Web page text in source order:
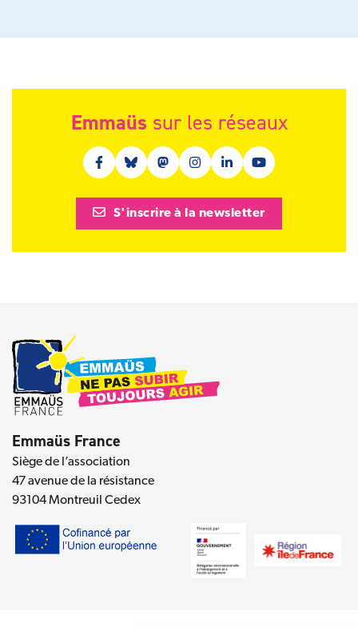
Emmaüs sur les réseaux
Facebook (nouvelle fenêtre)
Bluesky (nouvelle fenêtre)
Mastodon (nouvelle fenêtre)
Instagram (nouvelle fenêtre)
Linkedin (nouvelle
Youtube
S'inscrire à la newsletter
Emmaüs France
Siège de l’association
47 avenue de la résistance
93104 Montreuil Cedex